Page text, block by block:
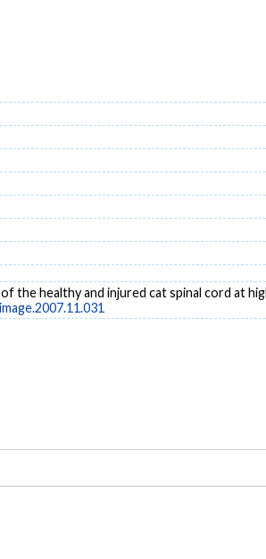
the healthy and injured cat spinal cord at